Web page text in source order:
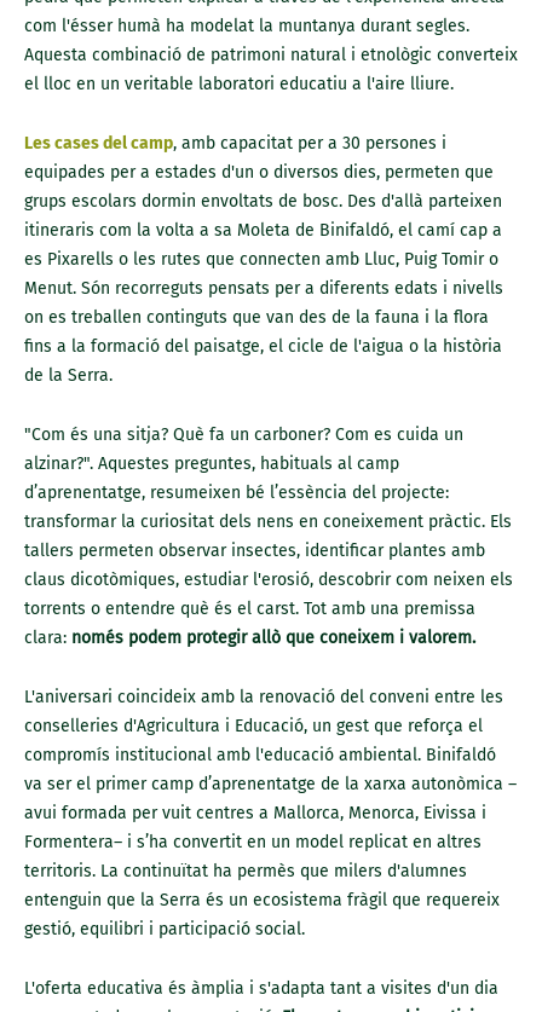
com l'ésser humà ha modelat la muntanya durant segles.
Aquesta combinació de patrimoni natural i etnològic converteix
el lloc en un veritable laboratori educatiu a l'aire lliure.
Les cases del camp, amb capacitat per a 30 persones i
equipades per a estades d'un o diversos dies, permeten que
grups escolars dormin envoltats de bosc. Des d'allà parteixen
itineraris com la volta a sa Moleta de Binifaldó, el camí cap a
es Pixarells o les rutes que connecten amb Lluc, Puig Tomir o
Menut. Són recorreguts pensats per a diferents edats i nivells
on es treballen continguts que van des de la fauna i la flora
fins a la formació del paisatge, el cicle de l'aigua o la història
de la Serra.
"Com és una sitja? Què fa un carboner? Com es cuida un
alzinar?". Aquestes preguntes, habituals al camp
d’aprenentatge, resumeixen bé l’essència del projecte:
transformar la curiositat dels nens en coneixement pràctic. Els
tallers permeten observar insectes, identificar plantes amb
claus dicotòmiques, estudiar l'erosió, descobrir com neixen els
torrents o entendre què és el carst. Tot amb una premissa
clara: només podem protegir allò que coneixem i valorem.
L'aniversari coincideix amb la renovació del conveni entre les
conselleries d'Agricultura i Educació, un gest que reforça el
compromís institucional amb l'educació ambiental. Binifaldó
va ser el primer camp d’aprenentatge de la xarxa autonòmica –
avui formada per vuit centres a Mallorca, Menorca, Eivissa i
Formentera– i s’ha convertit en un model replicat en altres
territoris. La continuïtat ha permès que milers d'alumnes
entenguin que la Serra és un ecosistema fràgil que requereix
gestió, equilibri i participació social.
L'oferta educativa és àmplia i s'adapta tant a visites d'un dia